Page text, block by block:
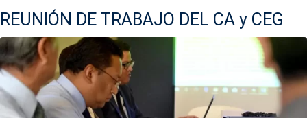
REUNIÓN DE TRABAJO DEL CA y CEG